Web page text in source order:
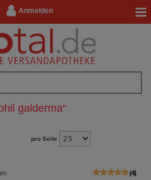
Anmelden
galderma“
pro Seite
4